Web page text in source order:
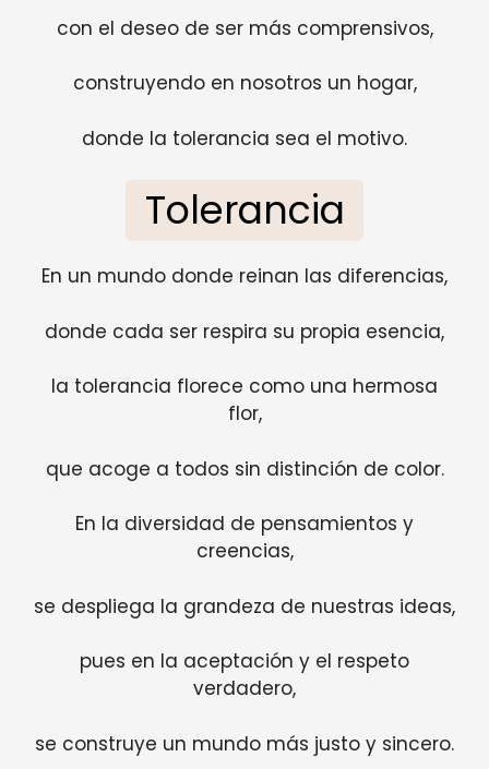
con el deseo de ser más comprensivos,
construyendo en nosotros un hogar,
donde la tolerancia sea el motivo.
Tolerancia
En un mundo donde reinan las diferencias,
donde cada ser respira su propia esencia,
la tolerancia florece como una hermosa
flor,
que acoge a todos sin distinción de color.
En la diversidad de pensamientos y
creencias,
se despliega la grandeza de nuestras ideas,
pues en la aceptación y el respeto
verdadero,
se construye un mundo más justo y sincero.